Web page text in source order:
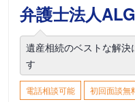
弁護士法人
遺産相続のベストな解決
す
電話相談可能 初回面談無